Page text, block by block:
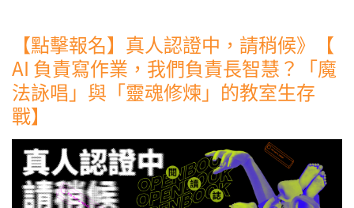
【點擊報名】真人認證中，請稍候》【
AI 負責寫作業，我們負責長智慧？「魔
法詠唱」與「靈魂修煉」的教室生存
戰】